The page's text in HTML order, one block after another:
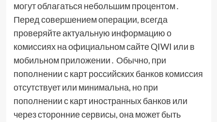
могут облагаться небольшим процентом․
Перед совершением операции, всегда
проверяйте актуальную информацию о
комиссиях на официальном сайте QIWI или в
мобильном приложении․ Обычно, при
пополнении с карт российских банков комиссия
отсутствует или минимальна, но при
пополнении с карт иностранных банков или
через сторонние сервисы, она может быть